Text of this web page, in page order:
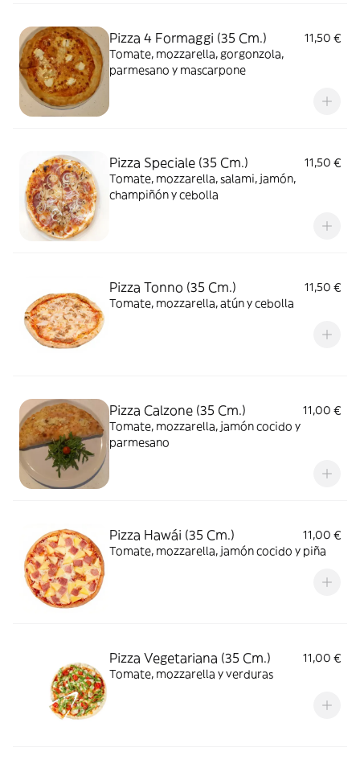
Pizza 4 Formaggi (35 Cm.)
11,50 €
Tomate, mozzarella, gorgonzola,
parmesano y mascarpone
Pizza Speciale (35 Cm.)
11,50 €
Tomate, mozzarella, salami, jamón,
champiñón y cebolla
Pizza Tonno (35 Cm.)
11,50 €
Tomate, mozzarella, atún y cebolla
Pizza Calzone (35 Cm.)
11,00 €
Tomate, mozzarella, jamón cocido y
parmesano
Pizza Hawái (35 Cm.)
11,00 €
Tomate, mozzarella, jamón cocido y piña
Pizza Vegetariana (35 Cm.)
11,00 €
Tomate, mozzarella y verduras